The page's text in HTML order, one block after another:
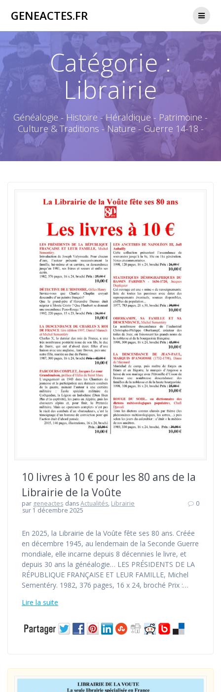
GENEACTES.FR
Catégorie :
Librairie
Généalogie - Histoire - Héraldique - Patrimoine -
Culture & Traditions - Nature - Guerre 14-18 -
10 livres à 10 € pour les 80 ans de la
Librairie de la Voûte
par geneactes dansActualités, Librairie
sur 1 décembre 2025
0
En 2025, la Librairie de la Voûte fête ses 80 ans. Créée
en décembre 1945, au lendemain de la Seconde Guerre
mondiale, elle incarne depuis 8 décennies le livre, et
depuis 30 ans la généalogie… LES PRÉSIDENTS DE LA
RÉPUBLIQUE FRANÇAISE ET LEUR FAMILLE, Michel
Sementéry. 1982, 376 pages, 16 x 24, broché Prix :…
Lire la suite